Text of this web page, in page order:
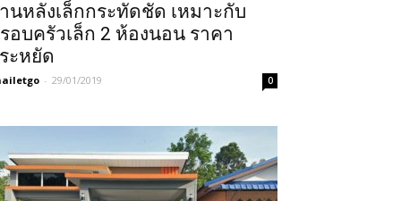
นหลังเล็กกระทัดชัด เหมาะกับ
อบครัวเล็ก 2 ห้องนอน ราคา
ะหยัด
- 29/01/2019 0